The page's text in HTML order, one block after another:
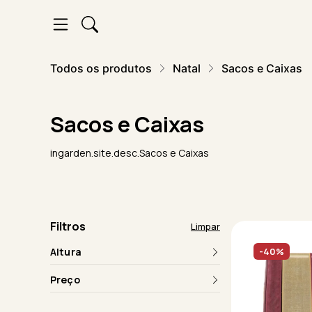
Todos os produtos Natal Sacos e Caixas
Sacos e Caixas
ingarden.site.desc.Sacos e Caixas
Filtros Limpar
Altura
Preço
-40%